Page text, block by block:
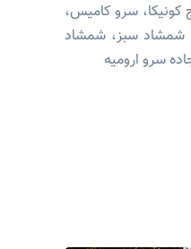
کونیکا، سرو کامیس،
شمشاد سبز، شمشاد
سرو ارومیه